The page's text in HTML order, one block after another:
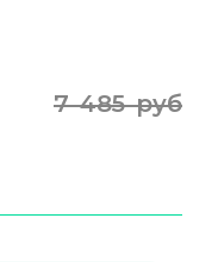
7 485 руб